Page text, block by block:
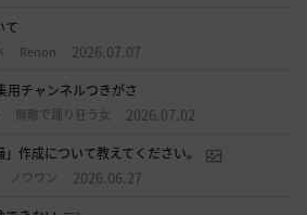
て
Renon 2026.07.07
用チャンネルつきがさ
無敵で踊り狂う女 2026.07.02
作成について教えてください。
ノウワン 2026.06.27